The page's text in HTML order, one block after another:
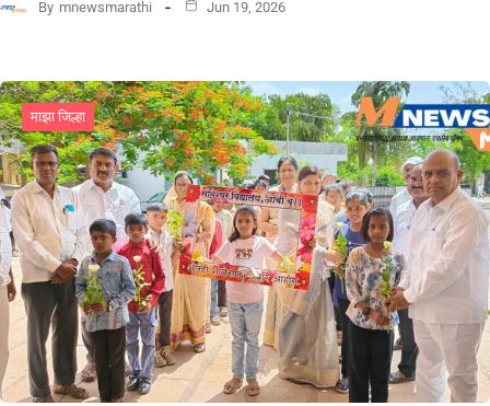
By mnewsmarathi Jun 19, 2026
माझा जिल्हा